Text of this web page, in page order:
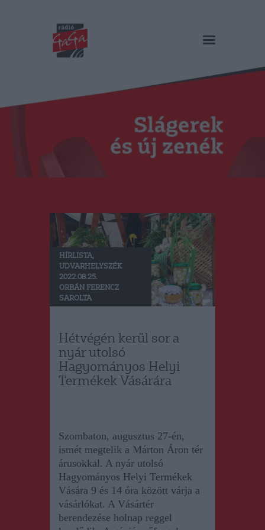
RÁDIÓ GAGA
Műsorok
Duma Duba
Podcast és videók
Stáb
Kapcsolat
RO
HÍRLISTA,
UDVARHELYSZÉK
2022.08.25.
ORBÁN FERENCZ
SAROLTA
Hétvégén kerül sor a
nyár utolsó
Hagyományos Helyi
Termékek Vásárára
Szombaton, augusztus 27-én,
ismét megtelik a Márton Áron tér
árusokkal. A nyár utolsó
Hagyományos Helyi Termékek
Vására 9 és 14 óra között várja a
vásárlókat. A Vásártér
berendezése holnap reggel